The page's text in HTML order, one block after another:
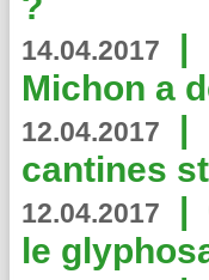
14.04.2017 |
Michon a
12.04.2017 |
cantines
12.04.2017 |
le